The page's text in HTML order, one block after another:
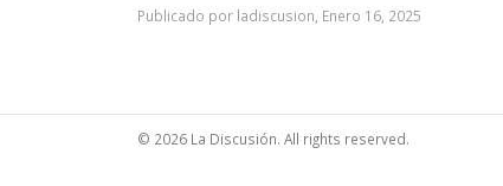
Publicado por ladiscusion, Enero 16, 2025
© 2026 La Discusión. All rights reserved.